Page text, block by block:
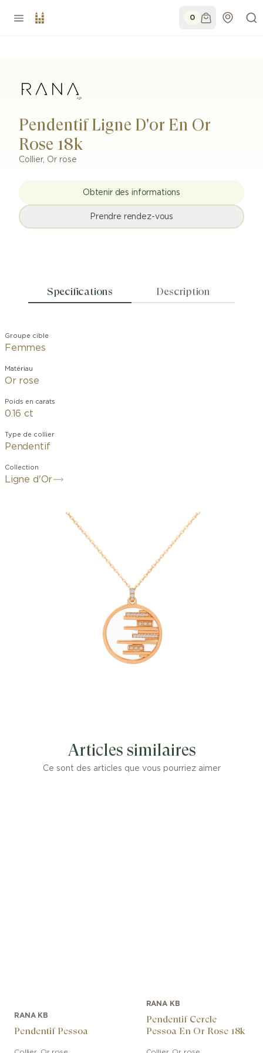
0
Pendentif Ligne D'or En Or
Rose 18k
Collier, Or rose
Obtenir des informations
Prendre rendez-vous
Specifications Description
Groupe cible
Femmes
Matériau
Or rose
Poids en carats
0.16 ct
Type de collier
Pendentif
Collection
Ligne d'Or
Articles similaires
Ce sont des articles que vous pourriez aimer
RANA KB
Pendentif Pessoa
RANA KB
Pendentif Cercle
Pessoa En Or Rose 18k